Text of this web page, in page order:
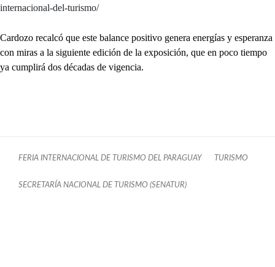
internacional-del-turismo/
Cardozo recalcó que este balance positivo genera energías y esperanza
con miras a la siguiente edición de la exposición, que en poco tiempo
ya cumplirá dos décadas de vigencia.
FERIA INTERNACIONAL DE TURISMO DEL PARAGUAY TURISMO
SECRETARÍA NACIONAL DE TURISMO (SENATUR)